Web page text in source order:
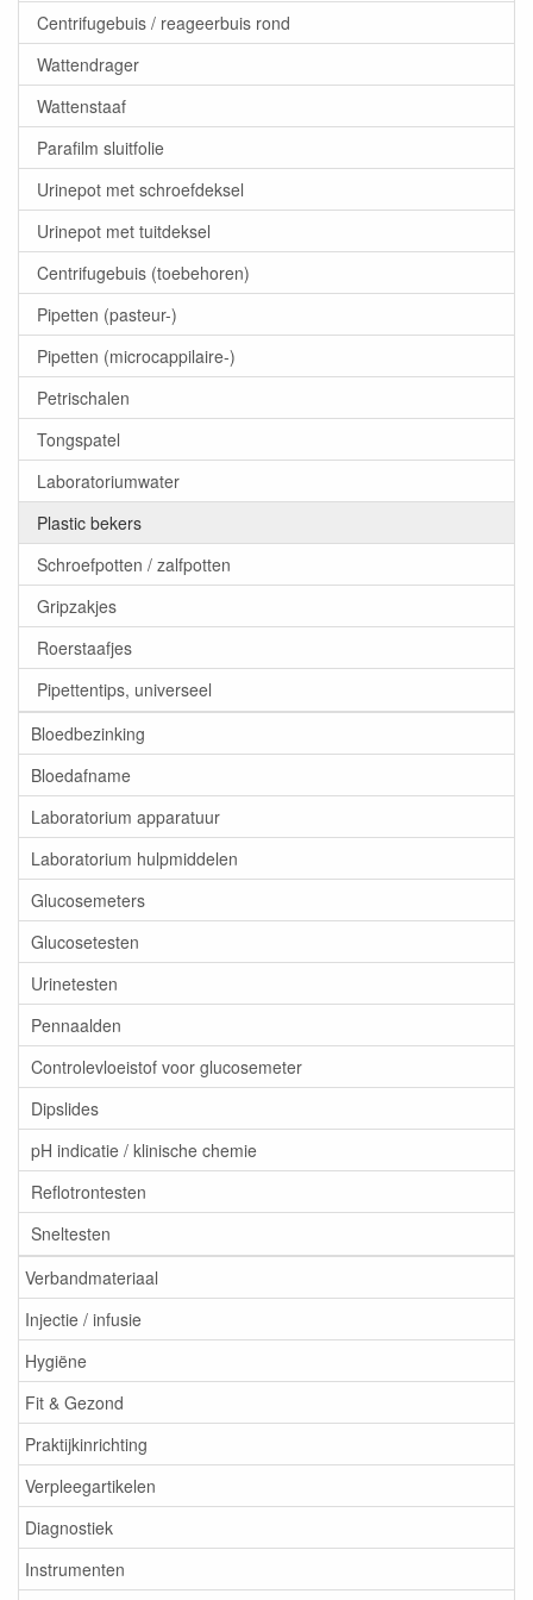
Centrifugebuis / reageerbuis rond
Wattendrager
Wattenstaaf
Parafilm sluitfolie
Urinepot met schroefdeksel
Urinepot met tuitdeksel
Centrifugebuis (toebehoren)
Pipetten (pasteur-)
Pipetten (microcappilaire-)
Petrischalen
Tongspatel
Laboratoriumwater
Plastic bekers
Schroefpotten / zalfpotten
Gripzakjes
Roerstaafjes
Pipettentips, universeel
Bloedbezinking
Bloedafname
Laboratorium apparatuur
Laboratorium hulpmiddelen
Glucosemeters
Glucosetesten
Urinetesten
Pennaalden
Controlevloeistof voor glucosemeter
Dipslides
pH indicatie / klinische chemie
Reflotrontesten
Sneltesten
Verbandmateriaal
Injectie / infusie
Hygiëne
Fit & Gezond
Praktijkinrichting
Verpleegartikelen
Diagnostiek
Instrumenten